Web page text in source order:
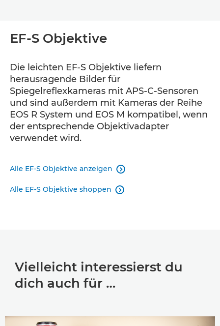
EF-S Objektive
Die leichten EF-S Objektive liefern
herausragende Bilder für
Spiegelreflexkameras mit APS-C-Sensoren
und sind außerdem mit Kameras der Reihe
EOS R System und EOS M kompatibel, wenn
der entsprechende Objektivadapter
verwendet wird.
Alle EF-S Objektive anzeigen 
Alle EF-S Objektive shoppen 
Vielleicht interessierst du
dich auch für …